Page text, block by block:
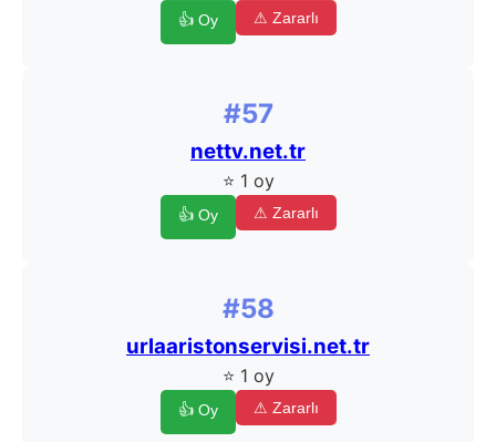
👍 Oy ⚠ Zararlı
#57
nettv.net.tr
⭐ 1 oy
👍 Oy ⚠ Zararlı
#58
urlaaristonservisi.net.tr
⭐ 1 oy
👍 Oy ⚠ Zararlı